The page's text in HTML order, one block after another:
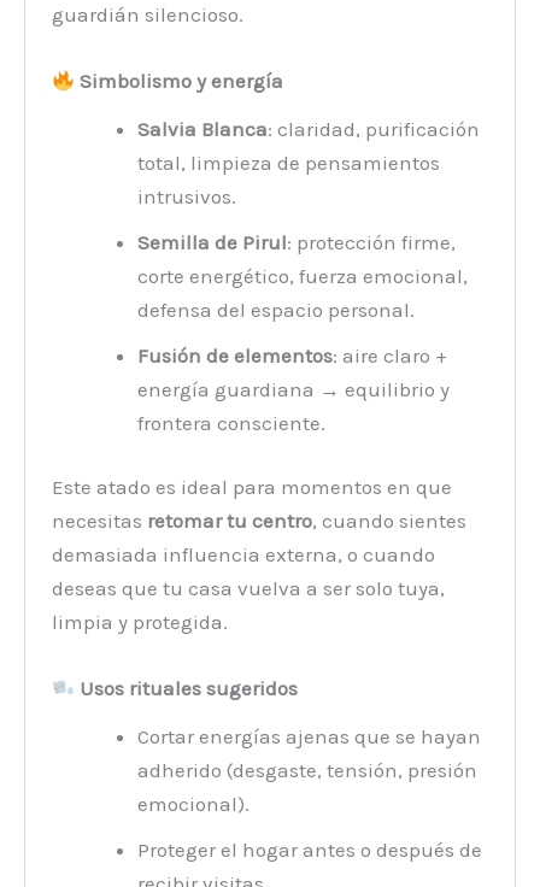
guardián silencioso.
Simbolismo y energía
Salvia Blanca: claridad, purificación
total, limpieza de pensamientos
intrusivos.
Semilla de Pirul: protección firme,
corte energético, fuerza emocional,
defensa del espacio personal.
Fusión de elementos: aire claro +
energía guardiana → equilibrio y
frontera consciente.
Este atado es ideal para momentos en que
necesitas retomar tu centro, cuando sientes
demasiada influencia externa, o cuando
deseas que tu casa vuelva a ser solo tuya,
limpia y protegida.
Usos rituales sugeridos
Cortar energías ajenas que se hayan
adherido (desgaste, tensión, presión
emocional).
Proteger el hogar antes o después de